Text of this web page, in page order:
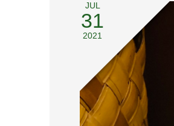
JUL
31
2021